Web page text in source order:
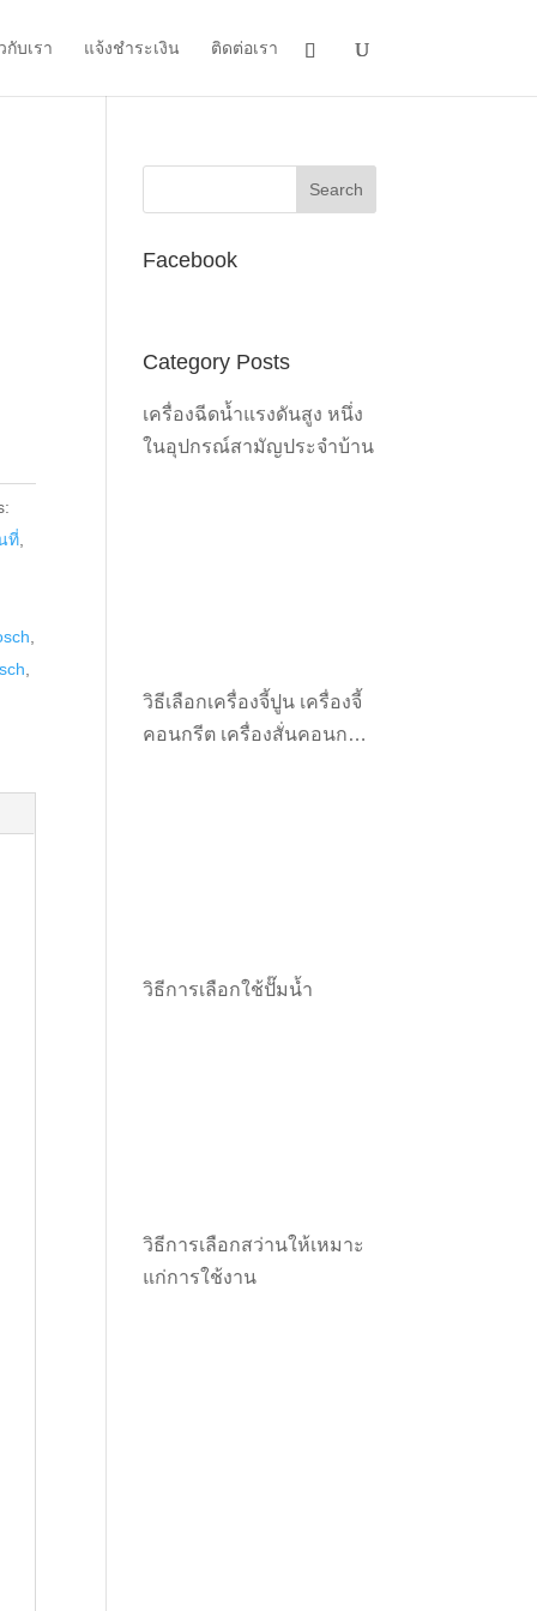
กับเรา แจ้งชำระเงิน ติดต่อเรา
ที่
Facebook
Category Posts
เครื่องฉีดน้ำแรงดันสูง หนึ่ง
ในอุปกรณ์สามัญประจำบ้าน
วิธีเลือกเครื่องจี้ปูน เครื่องจี้
คอนกรีต เครื่องสั่นคอนกรีต
วิธีการเลือกใช้ปั๊มน้ำ
วิธีการเลือกสว่านให้เหมาะ
แก่การใช้งาน